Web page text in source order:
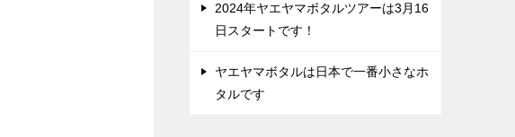
2024年ヤエヤマボタルツアーは3月16
日スタートです！
ヤエヤマボタルは日本で一番小さなホ
タルです